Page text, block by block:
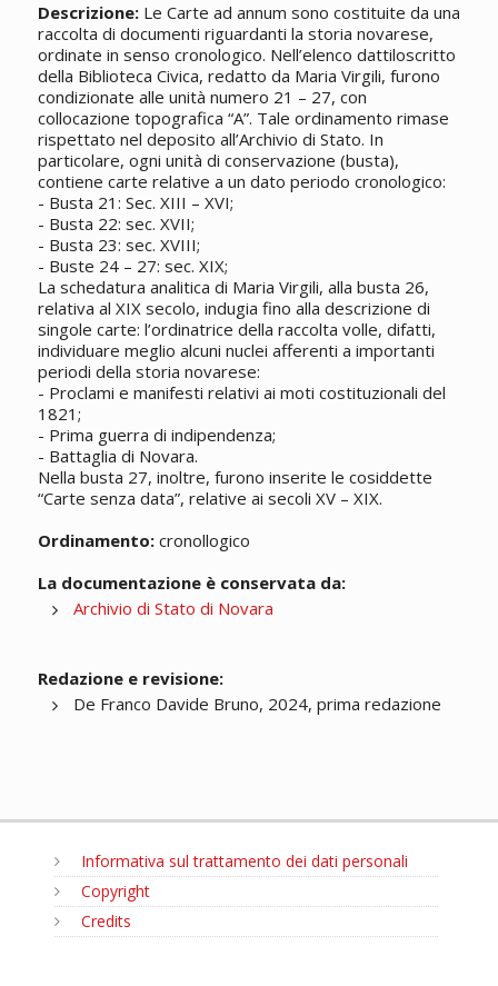
Descrizione:Le Carte ad annum sono costituite da una
raccolta di documenti riguardanti la storia novarese,
ordinate in senso cronologico. Nell’elenco dattiloscritto
della Biblioteca Civica, redatto da Maria Virgili, furono
condizionate alle unità numero 21 – 27, con
collocazione topografica “A”. Tale ordinamento rimase
rispettato nel deposito all’Archivio di Stato. In
particolare, ogni unità di conservazione (busta),
contiene carte relative a un dato periodo cronologico:
- Busta 21: Sec. XIII – XVI;
- Busta 22: sec. XVII;
- Busta 23: sec. XVIII;
- Buste 24 – 27: sec. XIX;
La schedatura analitica di Maria Virgili, alla busta 26,
relativa al XIX secolo, indugia fino alla descrizione di
singole carte: l’ordinatrice della raccolta volle, difatti,
individuare meglio alcuni nuclei afferenti a importanti
periodi della storia novarese:
- Proclami e manifesti relativi ai moti costituzionali del
1821;
- Prima guerra di indipendenza;
- Battaglia di Novara.
Nella busta 27, inoltre, furono inserite le cosiddette
“Carte senza data”, relative ai secoli XV – XIX.
Ordinamento:cronollogico
La documentazione è conservata da:
Archivio di Stato di Novara
Redazione e revisione:
De Franco Davide Bruno, 2024, prima redazione
Informativa sul trattamento dei dati personali
Copyright
Credits